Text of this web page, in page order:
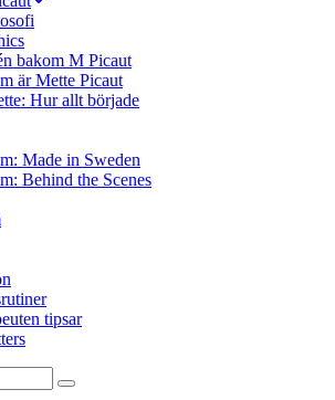
bakom M Picaut
är Mette Picaut
Hur allt började
Made in Sweden
Behind the Scenes
tipsar